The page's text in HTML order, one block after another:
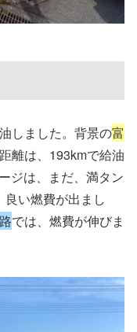
しました。背景の富
離は、193kmで給油
ジは、まだ、満タン
良い燃費が出まし
では、燃費が伸びま